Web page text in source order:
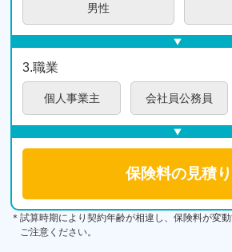
男性
3.職業
個人事業主 会社員公務員
＊試算時期により契約年齢が相違し、保険料が変
ご注意ください。